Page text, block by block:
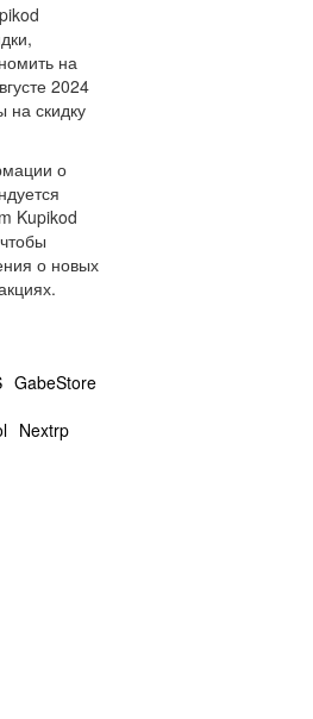
на
2024
на скидку
о
Kupikod
о новых
GabeStore
Nextrp